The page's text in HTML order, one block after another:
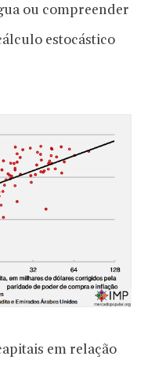
ou compreender
estocástico
em relação